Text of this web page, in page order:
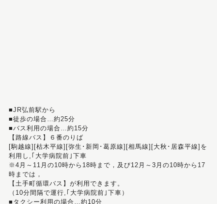
■JR弘前駅から
■徒歩の場合…約25分
■バス利用の場合…約15分
【路線バス】６番のりば
[駒越線][枯木平線][弥生･新岡･葛原線][相馬線][大秋･居森平線]を
利用し,｢大学病院前｣下車
※4月～11月の10時から18時まで，及び12月～3月の10時から17
時までは，
【土手町循環バス】が利用できます。
（10分間隔で運行,｢大学病院前｣下車）
■タクシー利用の場合…約10分